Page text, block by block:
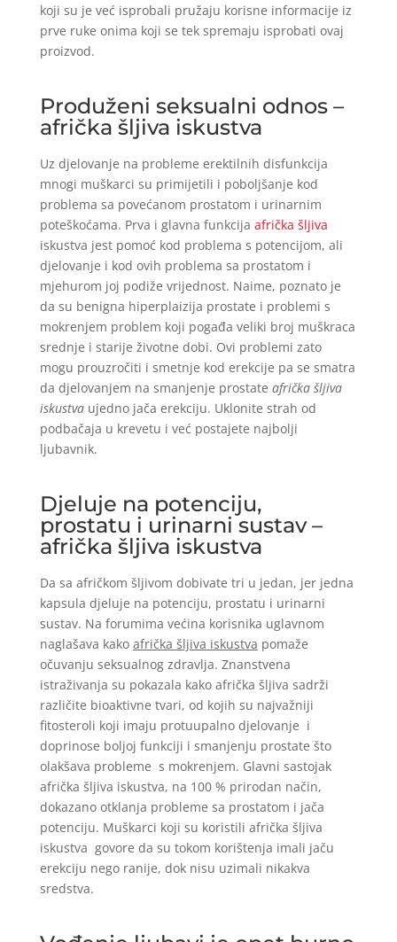
koji su je već isprobali pružaju korisne informacije iz
prve ruke onima koji se tek spremaju isprobati ovaj
proizvod.
Produženi seksualni odnos –
afrička šljiva iskustva
Uz djelovanje na probleme erektilnih disfunkcija
mnogi muškarci su primijetili i poboljšanje kod
problema sa povećanom prostatom i urinarnim
poteškoćama. Prva i glavna funkcija afrička šljiva
iskustva jest pomoć kod problema s potencijom, ali
djelovanje i kod ovih problema sa prostatom i
mjehurom joj podiže vrijednost. Naime, poznato je
da su benigna hiperplaizija prostate i problemi s
mokrenjem problem koji pogađa veliki broj muškraca
srednje i starije životne dobi. Ovi problemi zato
mogu prouzročiti i smetnje kod erekcije pa se smatra
da djelovanjem na smanjenje prostate afrička šljiva
iskustvaujedno jača erekciju. Uklonite strah od
podbačaja u krevetu i već postajete najbolji
ljubavnik.
Djeluje na potenciju,
prostatu i urinarni sustav –
afrička šljiva iskustva
Da sa afričkom šljivom dobivate tri u jedan, jer jedna
kapsula djeluje na potenciju, prostatu i urinarni
sustav. Na forumima većina korisnika uglavnom
naglašava kako afrička šljiva iskustva pomaže
očuvanju seksualnog zdravlja. Znanstvena
istraživanja su pokazala kako afrička šljiva sadrži
različite bioaktivne tvari, od kojih su najvažniji
fitosteroli koji imaju protuupalno djelovanje i
doprinose boljoj funkciji i smanjenju prostate što
olakšava probleme s mokrenjem. Glavni sastojak
afrička šljiva iskustva, na 100 % prirodan način,
dokazano otklanja probleme sa prostatom i jača
potenciju. Muškarci koji su koristili afrička šljiva
iskustva govore da su tokom korištenja imali jaču
erekciju nego ranije, dok nisu uzimali nikakva
sredstva.